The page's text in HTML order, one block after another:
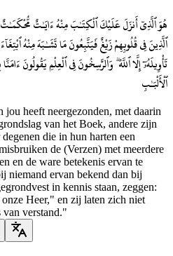
هُوَ ٱلَّذِىٓ أَنزَلَ عَلَيْكَ ٱلْكِتَـٰبَ مِنْهُ ءَايَـٰتٌ
ٱلَّذِينَ فِى قُلُوبِهِمْ زَيْغٌ فَيَتَّبِعُونَ مَا تَشَـٰبَهَ مِنْهُ
تَأْوِيلَهُۥٓ إِلَّا ٱللَّهُ ۗ وَٱلرَّٰسِخُونَ فِى ٱلْعِلْمِ يَقُولُونَ
ٱلْأَلْبَـٰبِ
heeft neergezonden, met daarin
van het Boek, andere zijn
die in hun harten een
de (Verzen) met meerdere
en de ware betekenis ervan te
niemand ervan bekend dan bij
in kennis staan, zeggen:
Heer," en zij laten zich niet
van verstand."